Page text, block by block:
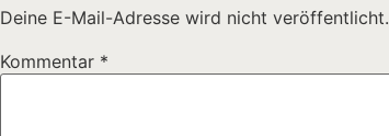
Deine E-Mail-Adresse wird nicht veröffentlicht.
Kommentar *